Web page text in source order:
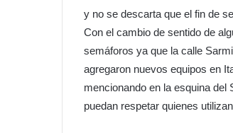
y no se descarta que el fin de
Con el cambio de sentido de
semáforos ya que la calle
agregaron nuevos equipos en
mencionando en la esquina
puedan respetar quienes